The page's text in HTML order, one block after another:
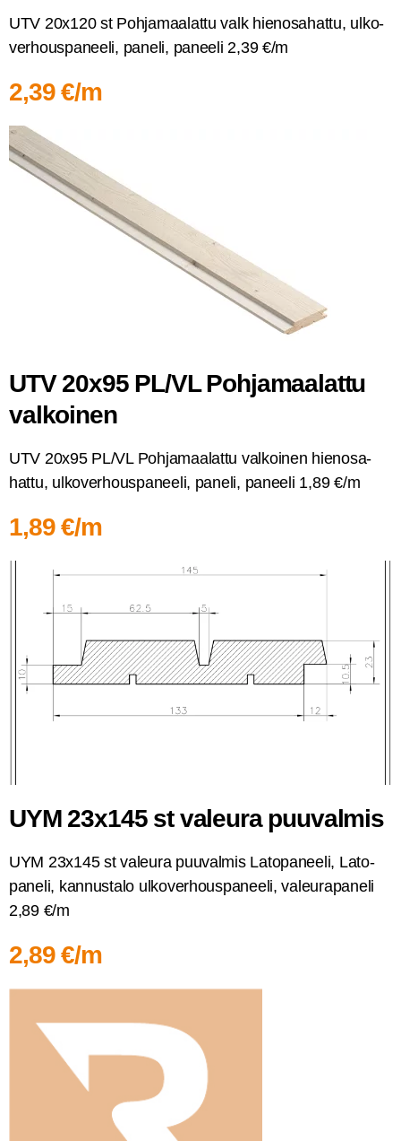
UTV 20x120 st Poh­ja­maa­lat­tu valk hien­osa­hat­tu, ulko­
ver­hous­pa­nee­li, pane­li, panee­li 2,39 €/m
2,39 €/m
UTV 20x95 PL/VL Poh­ja­maa­lat­tu
valkoinen
UTV 20x95 PL/VL Poh­ja­maa­lat­tu val­koi­nen hien­osa­
hat­tu, ulko­ver­hous­pa­nee­li, pane­li, panee­li 1,89 €/m
1,89 €/m
UYM 23x145 st valeu­ra puuvalmis
UYM 23x145 st valeu­ra puu­val­mis Lato­pa­nee­li, Lato­
pa­ne­li, kan­nus­ta­lo ulko­ver­hous­pa­nee­li, valeu­ra­pa­ne­li
2,89 €/m
2,89 €/m